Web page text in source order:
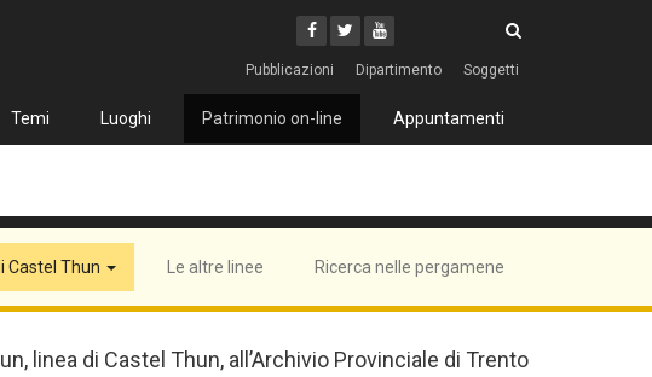
Facebook
Twitter
Youtube
Pubblicazioni Dipartimento Soggetti
Temi Luoghi Patrimonio on-line Appuntamenti
Castel Thun Le altre linee Ricerca nelle pergamene
linea di Castel Thun, all’Archivio Provinciale di Trento